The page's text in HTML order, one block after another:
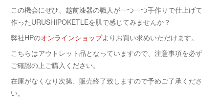
この機会にぜひ、越前漆器の職人が一つ一つ手作りで仕上げて
作ったURUSHIPOKETLEを肌で感じてみませんか？
弊社HPのオンラインショップよりお買い求めいただけます。
こちらはアウトレット品となっていますので、注意事項を必ず
ご確認の上ご購入ください。
在庫がなくなり次第、販売終了致しますので予めご了承くださ
い。